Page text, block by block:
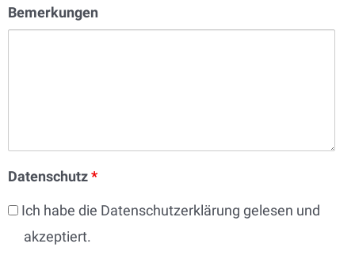
Bemerkungen
Datenschutz*
Ich habe die Datenschutzerklärung gelesen und
akzeptiert.